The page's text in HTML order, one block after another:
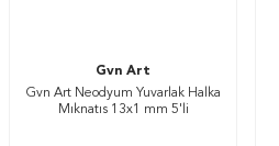
Gvn Art
Gvn Art Neodyum Yuvarlak Halka
Mıknatıs 13x1 mm 5'li